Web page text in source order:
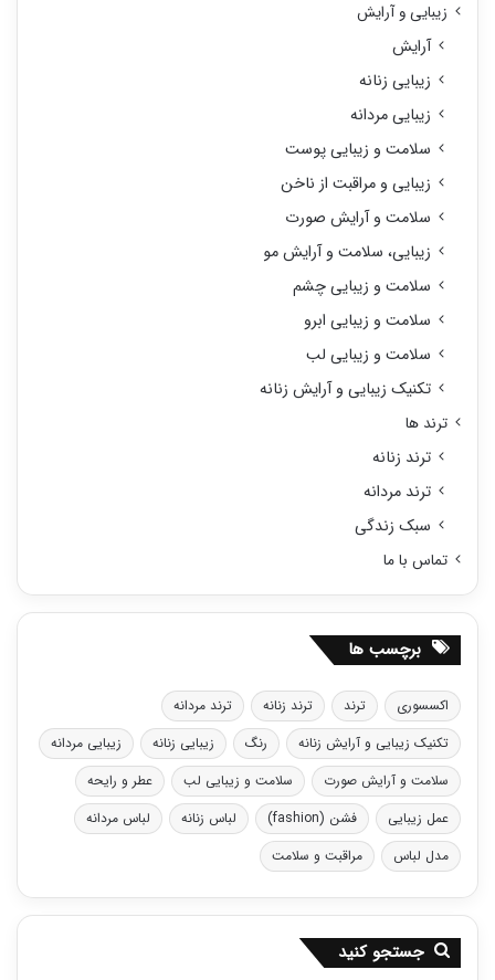
زیبایی و آرایش
آرایش
زیبایی زنانه
زیبایی مردانه
سلامت و زیبایی پوست
زیبایی و مراقبت از ناخن
سلامت و آرایش صورت
زیبایی، سلامت و آرایش مو
سلامت و زیبایی چشم
سلامت و زیبایی ابرو
سلامت و زیبایی لب
تکنیک زیبایی و آرایش زنانه
ترند ها
ترند زنانه
ترند مردانه
سبک زندگی
تماس با ما
برچسب ها
اکسسوری ترند ترند زنانه
ترند مردانه
تکنیک زیبایی و آرایش زنانه
رنگ زیبایی زنانه
زیبایی مردانه
سلامت و آرایش صورت
سلامت و زیبایی لب
عطر و رایحه
عمل زیبایی
فشن (fashion) لباس زنانه
لباس مردانه
مدل لباس
مراقبت و سلامت
جستجو کنید